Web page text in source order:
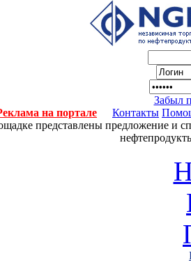
Забыл
на портале
Контакты
представлены предложение и